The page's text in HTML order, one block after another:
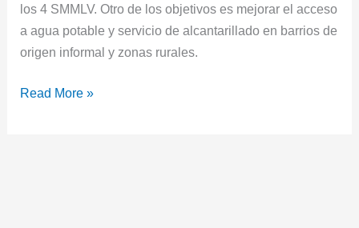
los 4 SMMLV. Otro de los objetivos es mejorar el acceso
a agua potable y servicio de alcantarillado en barrios de
origen informal y zonas rurales.
Read More »